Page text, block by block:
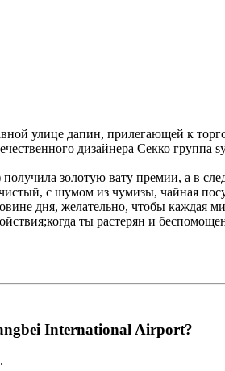
улице дапин, прилегающей к
дизайнера Секко группа
получила золотую вату премии, а в
с шумом из чумизы, чайная
дня, желательно, чтобы
ты растерян и
International Airport?